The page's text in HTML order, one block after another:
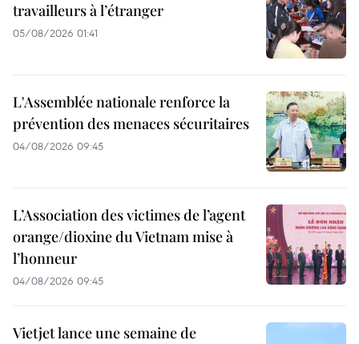
travailleurs à l’étranger
05/08/2026 01:41
L'Assemblée nationale renforce la
prévention des menaces sécuritaires
04/08/2026 09:45
L’Association des victimes de l’agent
orange/dioxine du Vietnam mise à
l’honneur
04/08/2026 09:45
Vietjet lance une semaine de